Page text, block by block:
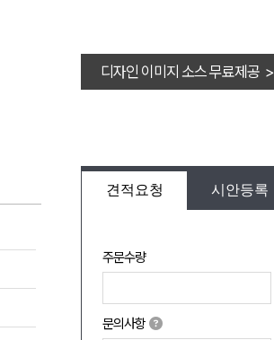
디자인 이미지 소스 무료제공 >
견적요청 시안등록
주문수량
문의사항